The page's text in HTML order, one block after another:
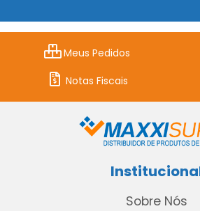
Meus Pedidos
Notas Fiscais
Sobre Nós